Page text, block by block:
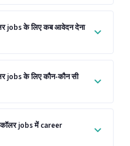
jobs के लिए कब आवेदन देना
jobs के लिए कौन-कौन सी
jobs में career